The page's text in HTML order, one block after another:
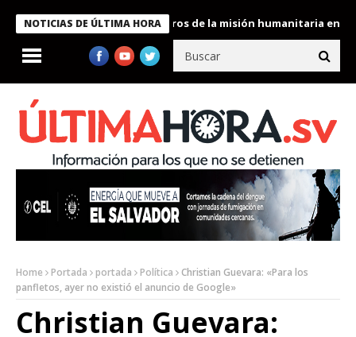
NOTICIAS DE ÚLTIMA HORA
Bukele condecora a miembros de la misión humanitaria enviada
Home Portada portada Política
Christian Guevara: «Para los
panfletos, ayer no existió el anuncio de Google»
Christian Guevara: